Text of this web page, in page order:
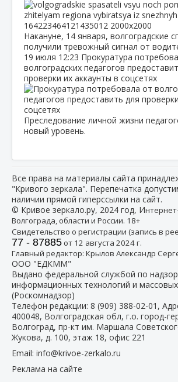
Накануне, 14 января, волгоградские
получили тревожный сигнал от
19 июля 12:23 Прокуратура
волгоградских педагогов
проверки их аккаунты в соцсетях
Преследование личной жизни
новый уровень.
Все права на материалы сайта
"Кривого зеркала". Перепечатка
наличии прямой гиперссылки на сайт.
© Кривое зеркало.ру, 2024 год, И
Волгограда, области и России. 18+
Свидетельство о регистрации (запись в
77 - 87885от 12 августа 2024 г.
Главный редактор: Крылов Александр
ООО "ЕДКММ"
Выдано федеральной службой по
информационных технологий и
(Роскомнадзор)
Телефон редакции: 8 (909) 388-02-01 ,
400048, Волгоградская обл, г.о. город-
Волгоград, пр-кт им. Маршала
Жукова, д. 100, этаж 18, офис 221
Email: info@krivoe-zerkalo.ru
Реклама на сайте